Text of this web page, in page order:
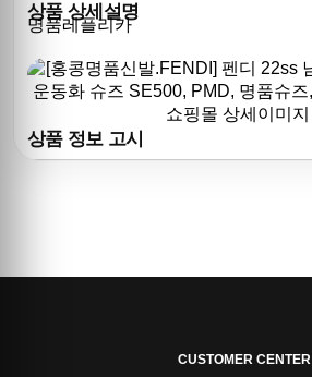
상품 상세설명
명품레플리카
상품 정보 고시
CUSTOMER CENTER